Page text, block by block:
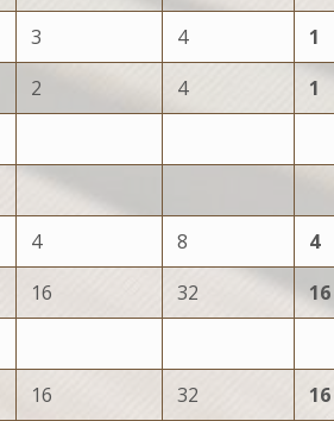
3 4
1
2 4
1
4 8
4
16 32
16
16 32
16